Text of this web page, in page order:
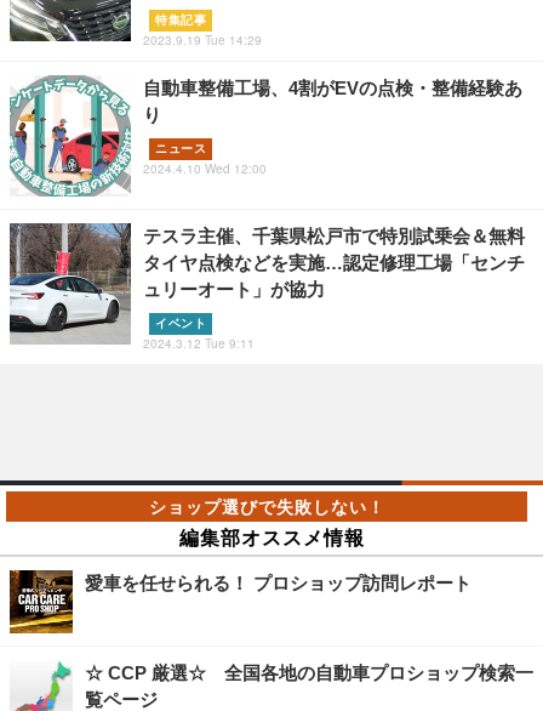
特集記事
2023.9.19 Tue 14:29
自動車整備工場、4割がEVの点検・整備経験あ
り
ニュース
2024.4.10 Wed 12:00
テスラ主催、千葉県松戸市で特別試乗会＆無料
タイヤ点検などを実施…認定修理工場「センチ
ュリーオート」が協力
イベント
2024.3.12 Tue 9:11
編集部オススメ情報
愛車を任せられる！ プロショップ訪問レポート
☆ CCP 厳選☆ 全国各地の自動車プロショップ検索一
覧ページ